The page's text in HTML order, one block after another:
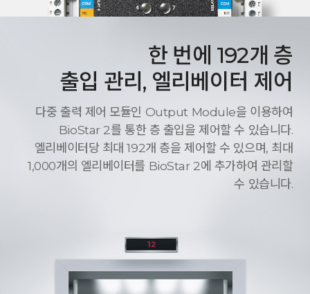
한 번에 192개 층
출입 관리, 엘리베이터 제어
다중 출력 제어 모듈인 Output Module을 이용하여
BioStar 2를 통한 층 출입을 제어할 수 있습니다.
엘리베이터당 최대 192개 층을 제어할 수 있으며, 최대
1,000개의 엘리베이터를 BioStar 2에 추가하여 관리할
수 있습니다.